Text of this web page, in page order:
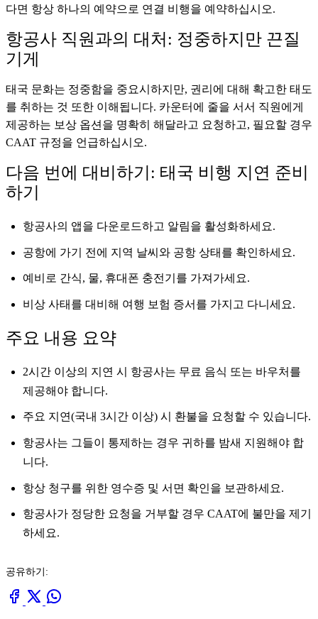
다면 항상 하나의 예약으로 연결 비행을 예약하십시오.
항공사 직원과의 대처: 정중하지만 끈질
기게
태국 문화는 정중함을 중요시하지만, 권리에 대해 확고한 태도
를 취하는 것 또한 이해됩니다. 카운터에 줄을 서서 직원에게
제공하는 보상 옵션을 명확히 해달라고 요청하고, 필요할 경우
CAAT 규정을 언급하십시오.
다음 번에 대비하기: 태국 비행 지연 준비
하기
항공사의 앱을 다운로드하고 알림을 활성화하세요.
공항에 가기 전에 지역 날씨와 공항 상태를 확인하세요.
예비로 간식, 물, 휴대폰 충전기를 가져가세요.
비상 사태를 대비해 여행 보험 증서를 가지고 다니세요.
주요 내용 요약
2시간 이상의 지연 시 항공사는 무료 음식 또는 바우처를
제공해야 합니다.
주요 지연(국내 3시간 이상) 시 환불을 요청할 수 있습니다.
항공사는 그들이 통제하는 경우 귀하를 밤새 지원해야 합
니다.
항상 청구를 위한 영수증 및 서면 확인을 보관하세요.
항공사가 정당한 요청을 거부할 경우 CAAT에 불만을 제기
하세요.
공유하기: